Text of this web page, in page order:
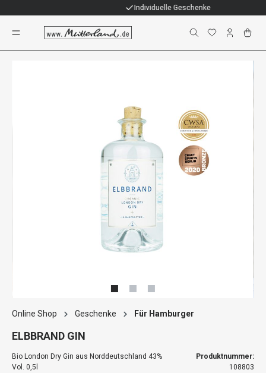
Individuelle Geschenke
Online Shop Geschenke Für Hamburger
ELBBRAND GIN
Bio London Dry Gin aus Norddeutschland 43%
Vol. 0,5l
Produktnummer:
108803